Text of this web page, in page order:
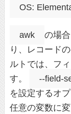
OS:
awk
の場
り、レコード
ルトでは、フ
す。
--field-
を設定するオ
任意の変数に